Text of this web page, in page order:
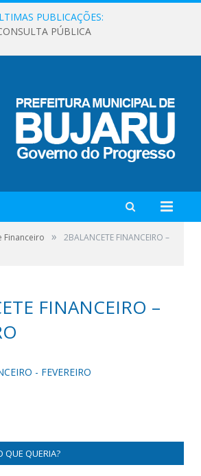
PUBLICAÇÕES:
PÚBLICA
Financeiro »
2BALANCETE FINANCEIRO –
FINANCEIRO –
- FEVEREIRO
QUE QUERIA?